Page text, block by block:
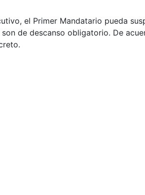
el Primer Mandatario pueda
de descanso obligatorio. De